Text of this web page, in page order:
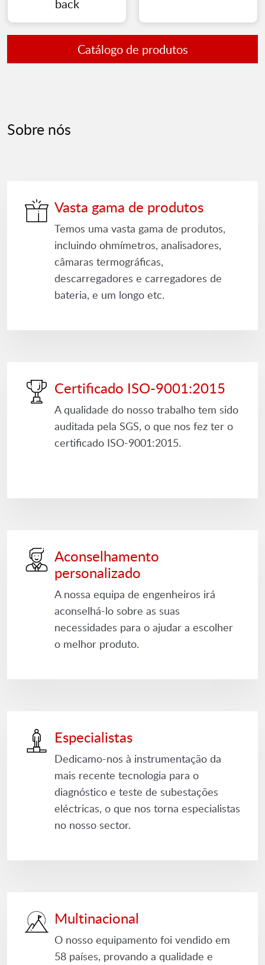
back
Catálogo de produtos
Sobre nós
Vasta gama de produtos
Temos uma vasta gama de produtos,
incluindo ohmímetros, analisadores,
câmaras termográficas,
descarregadores e carregadores de
bateria, e um longo etc.
Certificado ISO-9001:2015
A qualidade do nosso trabalho tem sido
auditada pela SGS, o que nos fez ter o
certificado ISO-9001:2015.
Aconselhamento
personalizado
A nossa equipa de engenheiros irá
aconselhá-lo sobre as suas
necessidades para o ajudar a escolher
o melhor produto.
Especialistas
Dedicamo-nos à instrumentação da
mais recente tecnologia para o
diagnóstico e teste de subestações
eléctricas, o que nos torna especialistas
no nosso sector.
Multinacional
O nosso equipamento foi vendido em
58 países, provando a qualidade e